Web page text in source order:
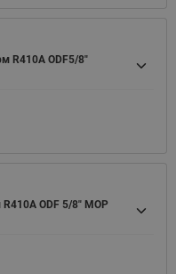
R410A ODF5/8"
ODF 5/8" MOP